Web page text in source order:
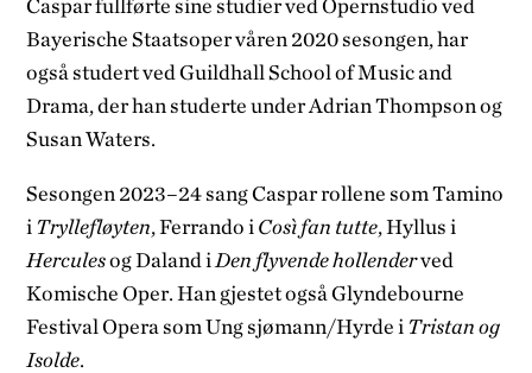
Bayerische Staatsoper våren 2020 sesongen, har
også studert ved Guildhall School of Music and
Drama, der han studerte under Adrian Thompson og
Susan Waters.
Sesongen 2023–24 sang Caspar rollene som Tamino
i Tryllefløyten, Ferrando i Così fan tutte, Hyllus i
Herculesog Daland i Den flyvende hollenderved
Komische Oper. Han gjestet også Glyndebourne
Festival Opera som Ung sjømann/Hyrde i Tristan og
Isolde.